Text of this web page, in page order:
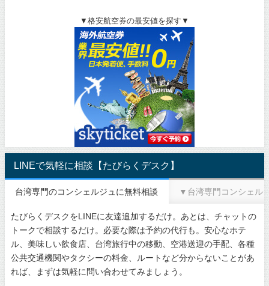
▼格安航空券の最安値を探す▼
LINEで気軽に相談【たびらくデスク】
台湾専門のコンシェルジュに無料相談 ▼台湾専門コンシェル
たびらくデスクをLINEに友達追加するだけ。あとは、チャットの
トークで相談するだけ。必要な際は予約の代行も。安心なホテ
ル、美味しい飲食店、台湾旅行中の移動、空港送迎の手配、各種
公共交通機関やタクシーの料金、ルートなど分からないことがあ
れば、まずは気軽に問い合わせてみましょう。